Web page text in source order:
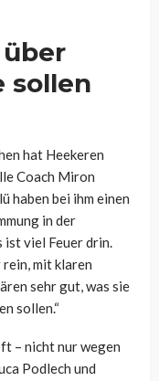
sollen
hat Heekeren
Coach Miron
haben bei ihm einen
in der
ist viel Feuer drin.
mit klaren
sehr gut, was sie
sollen.“
– nicht nur wegen
Podlech und